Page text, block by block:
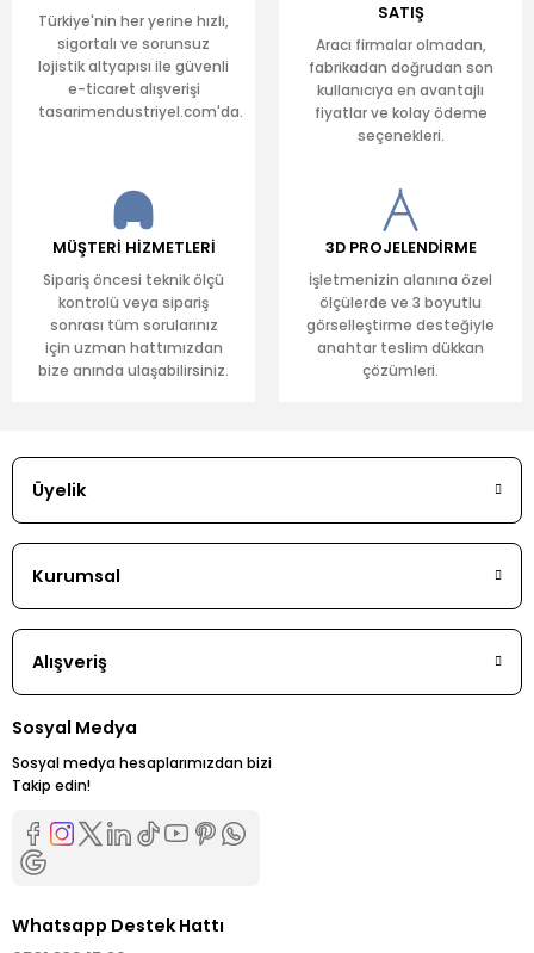
Türkiye'nin her yerine hızlı,
sigortalı ve sorunsuz
lojistik altyapısı ile güvenli
e-ticaret alışverişi
tasarimendustriyel.com'da.
SATIŞ
Aracı firmalar olmadan,
fabrikadan doğrudan son
kullanıcıya en avantajlı
fiyatlar ve kolay ödeme
seçenekleri.
MÜŞTERİ HİZMETLERİ
Sipariş öncesi teknik ölçü
kontrolü veya sipariş
sonrası tüm sorularınız
için uzman hattımızdan
bize anında ulaşabilirsiniz.
3D PROJELENDİRME
İşletmenizin alanına özel
ölçülerde ve 3 boyutlu
görselleştirme desteğiyle
anahtar teslim dükkan
çözümleri.
Üyelik
Kurumsal
Alışveriş
Sosyal Medya
Sosyal medya hesaplarımızdan bizi
Takip edin!
Whatsapp Destek Hattı